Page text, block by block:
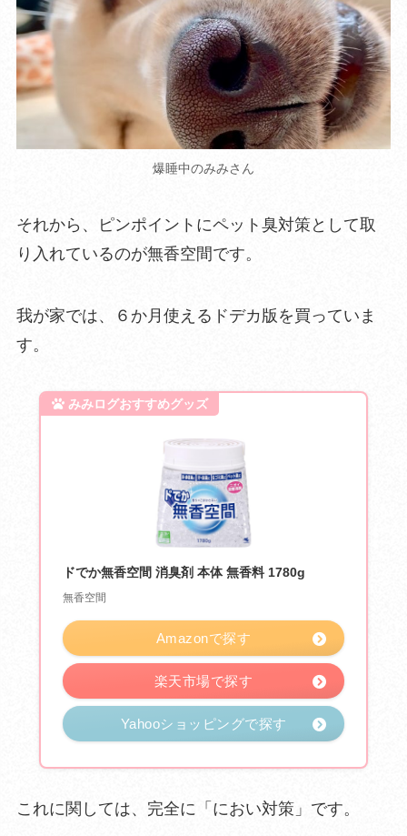
爆睡中のみみさん
それから、ピンポイントにペット臭対策として取
り入れているのが無香空間です。
我が家では、６か月使えるドデカ版を買っていま
す。
ドでか無香空間 消臭剤 本体 無香料 1780g
無香空間
Amazonで探す
楽天市場で探す
Yahooショッピングで探す
これに関しては、完全に「におい対策」です。